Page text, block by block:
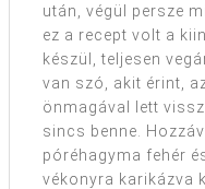
után, végül persze
ez a recept volt a
készül, teljesen
van szó, akit érint,
önmagával lett
sincs benne.
póréhagyma fehér
vékonyra karikázva